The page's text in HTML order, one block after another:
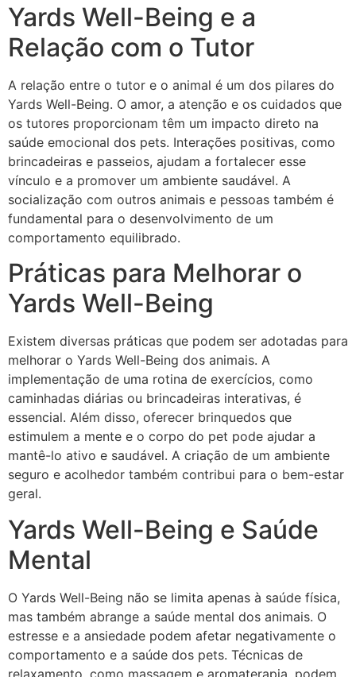
Yards Well-Being e a
Relação com o Tutor
A relação entre o tutor e o animal é um dos pilares do
Yards Well-Being. O amor, a atenção e os cuidados que
os tutores proporcionam têm um impacto direto na
saúde emocional dos pets. Interações positivas, como
brincadeiras e passeios, ajudam a fortalecer esse
vínculo e a promover um ambiente saudável. A
socialização com outros animais e pessoas também é
fundamental para o desenvolvimento de um
comportamento equilibrado.
Práticas para Melhorar o
Yards Well-Being
Existem diversas práticas que podem ser adotadas para
melhorar o Yards Well-Being dos animais. A
implementação de uma rotina de exercícios, como
caminhadas diárias ou brincadeiras interativas, é
essencial. Além disso, oferecer brinquedos que
estimulem a mente e o corpo do pet pode ajudar a
mantê-lo ativo e saudável. A criação de um ambiente
seguro e acolhedor também contribui para o bem-estar
geral.
Yards Well-Being e Saúde
Mental
O Yards Well-Being não se limita apenas à saúde física,
mas também abrange a saúde mental dos animais. O
estresse e a ansiedade podem afetar negativamente o
comportamento e a saúde dos pets. Técnicas de
relaxamento, como massagem e aromaterapia, podem